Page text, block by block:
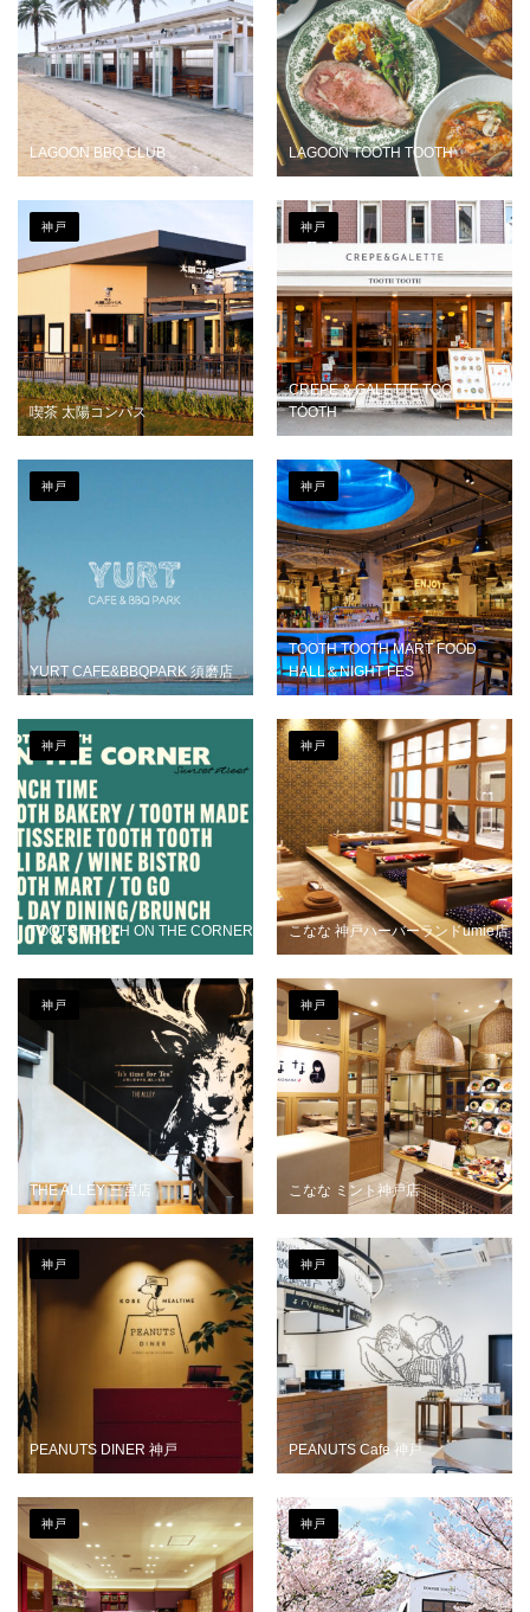
LAGOON BBQ CLUB LAGOON TOOTH TOOTH
喫茶 太陽コンパス
神戸
CREPE & GALETTE TOOTH
TOOTH
神戸
YURT CAFE&BBQPARK 須磨店
神戸
TOOTH TOOTH MART FOOD
HALL＆NIGHT FES
神戸
TOOTH TOOTH ON THE CORNER
神戸
こなな 神戸ハーバーランドumie店
神戸
THE ALLEY 三宮店
神戸
こなな ミント神戸店
神戸
PEANUTS DINER 神戸
神戸
PEANUTS Cafe 神戸
神戸
神戸 神戸